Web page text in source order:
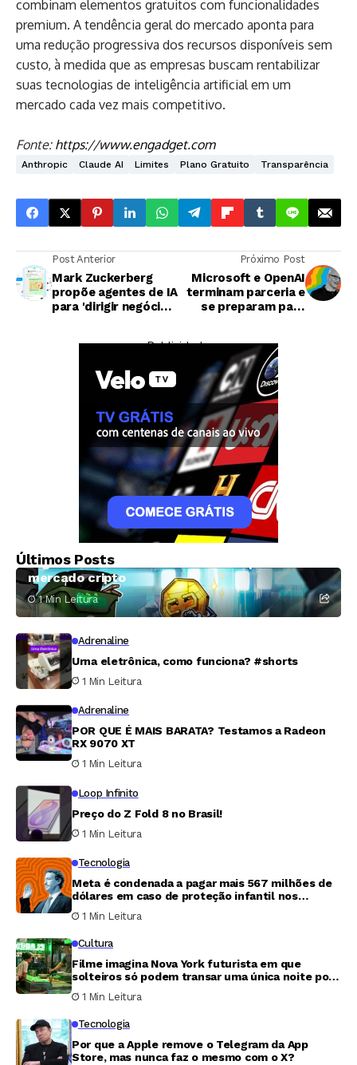
combinam elementos gratuitos com funcionalidades
premium. A tendência geral do mercado aponta para
uma redução progressiva dos recursos disponíveis sem
custo, à medida que as empresas buscam rentabilizar
suas tecnologias de inteligência artificial em um
mercado cada vez mais competitivo.
Fonte: https://www.engadget.com
Anthropic Claude AI Limites Plano Gratuito Transparência
Post Anterior
Mark Zuckerberg
propõe agentes de IA
para 'dirigir negócios
Próximo Post
Microsoft e OpenAI
terminam parceria e
se preparam para
— Publicidade —
Últimos Posts
Criptomoedas
Exploração de falha na Coldcard torna julho o
segundo mês mais crítico de 2026 para o
mercado cripto
1 Min Leitura
Adrenaline
Urna eletrônica, como funciona? #shorts
1 Min Leitura
Adrenaline
POR QUE É MAIS BARATA? Testamos a Radeon
RX 9070 XT
1 Min Leitura
Loop Infinito
Preço do Z Fold 8 no Brasil!
1 Min Leitura
Tecnologia
Meta é condenada a pagar mais 567 milhões de
dólares em caso de proteção infantil nos
Estados Unidos
1 Min Leitura
Cultura
Filme imagina Nova York futurista em que
solteiros só podem transar uma única noite por
ano
1 Min Leitura
Tecnologia
Por que a Apple remove o Telegram da App
Store, mas nunca faz o mesmo com o X?